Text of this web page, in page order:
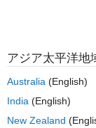
質問済み:
2018 年 4
コメント
アジア太平洋地
Australia(English)
India(English)
New Zealand